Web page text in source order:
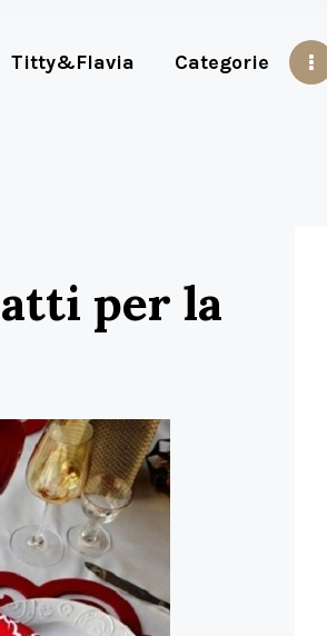
Titty&Flavia Categorie
per la